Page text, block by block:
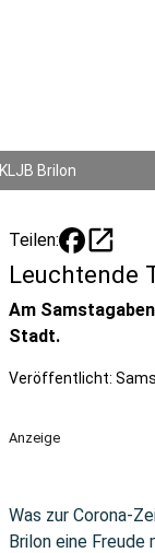
KLJB Brilon
Teilen: open_in_new
Leuchtende
Am
Stadt.
Veröffentlicht:
Anzeige
Was zur Corona-
Brilon eine